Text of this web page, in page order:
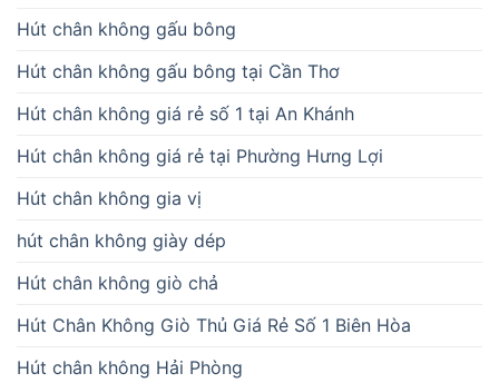
Hút chân không gấu bông
Hút chân không gấu bông tại Cần Thơ
Hút chân không giá rẻ số 1 tại An Khánh
Hút chân không giá rẻ tại Phường Hưng Lợi
Hút chân không gia vị
hút chân không giày dép
Hút chân không giò chả
Hút Chân Không Giò Thủ Giá Rẻ Số 1 Biên Hòa
Hút chân không Hải Phòng